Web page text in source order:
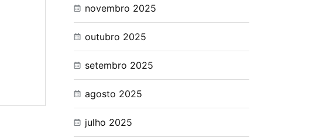
novembro 2025
outubro 2025
setembro 2025
agosto 2025
julho 2025